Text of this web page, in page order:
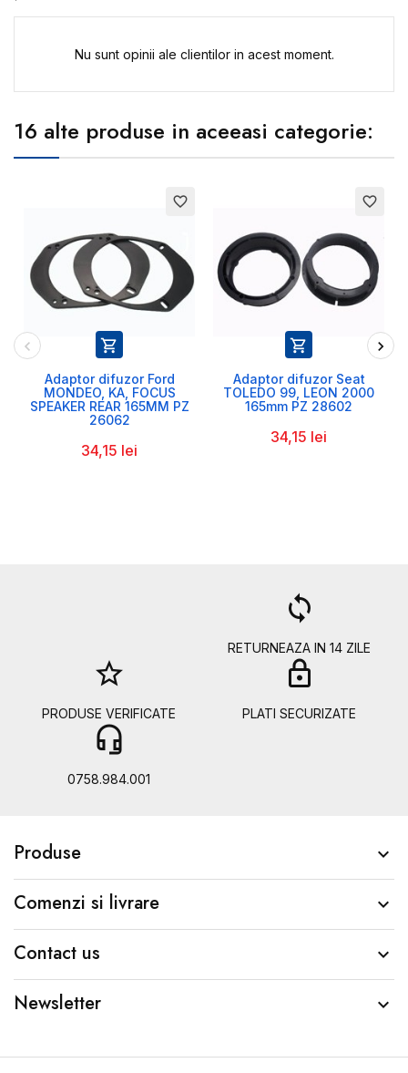
Nu sunt opinii ale clientilor in acest moment.
16 alte produse in aceeasi categorie:
favorite_border

Adaptor difuzor Ford
MONDEO, KA, FOCUS
SPEAKER REAR 165MM PZ
26062
34,15 lei
favorite_border

Adaptor difuzor Seat
TOLEDO 99, LEON 2000
165mm PZ 28602
34,15 lei
loop
RETURNEAZA IN 14 ZILE
star_border
PRODUSE VERIFICATE
lock
PLATI SECURIZATE
headset_mic
0758.984.001
Produse 
Comenzi si livrare 
Contact us 
Newsletter 